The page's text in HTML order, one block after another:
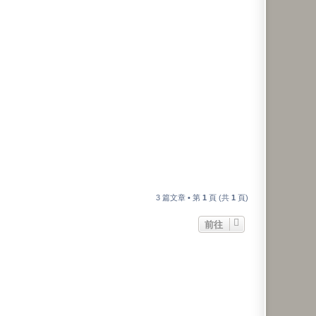
3 篇文章 • 第 1 頁 (共 1 頁)
前往